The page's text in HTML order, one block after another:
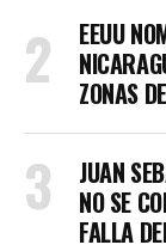
EEUU
ZONAS
JUAN
NO SE
FALLA